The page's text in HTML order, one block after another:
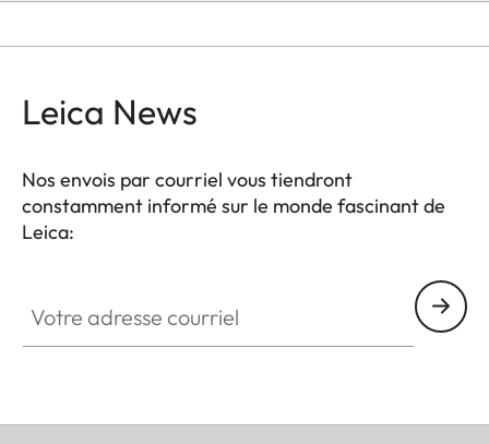
Leica News
Nos envois par courriel vous tiendront
constamment informé sur le monde fascinant de
Leica: